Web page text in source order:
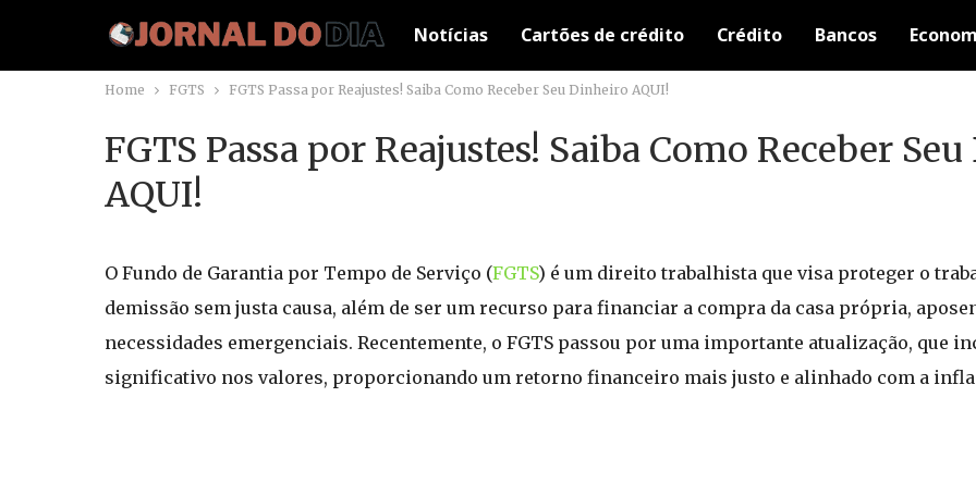
Notícias Cartões de crédito Crédito Bancos
Home FGTS FGTS Passa por Reajustes! Saiba Como Receber Seu Dinheiro AQUI!
FGTS Passa por Reajustes! Saiba Como Receber
AQUI!
O Fundo de Garantia por Tempo de Serviço (FGTS) é um direito trabalhista que visa proteger o
demissão sem justa causa, além de ser um recurso para financiar a compra da casa própria,
necessidades emergenciais. Recentemente, o FGTS passou por uma importante atualização, que
significativo nos valores, proporcionando um retorno financeiro mais justo e alinhado com a